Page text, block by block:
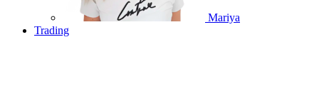
Mariya
Trading